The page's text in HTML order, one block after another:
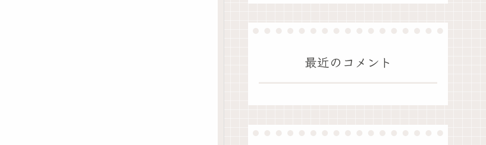
最近のコメント